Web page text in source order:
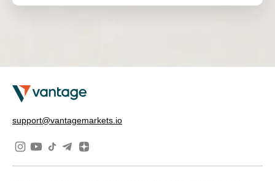
US GD
Dynamics
10 Oct 2025
US MRVL
US VZ
OMMUNICA
10 Oct 2025
support@vantagemarkets.io